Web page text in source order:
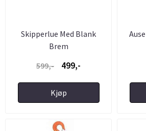
Skipperlue Med Blank
Brem
599,-
499,-
Kjøp